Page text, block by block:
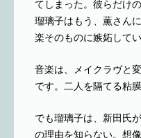
てしまった。彼らだけ
瑠璃子はもう、薫さん
楽そのものに嫉妬して
音楽は、メイクラヴと
です。二人を隔てる粘
でも瑠璃子は、新田氏
の理由を知らない。想